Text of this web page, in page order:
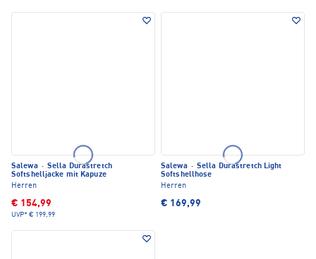
Salewa · Sella Durastretch
Softshelljacke mit Kapuze
Herren
€ 154,99
UVP* € 199,99
Salewa · Sella Durastretch Light
Softshellhose
Herren
€ 169,99